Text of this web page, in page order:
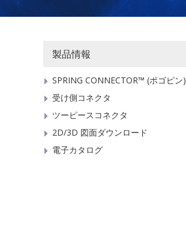
製品情報
SPRING CONNECTOR™ (ポゴピン)
受け側コネクタ
ツーピースコネクタ
2D/3D 図面ダウンロード
電子カタログ